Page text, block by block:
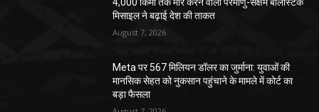
मिसाइल ने बढ़ाई देश की ताकत
August 7, 2026
Meta पर 567 मिलियन डॉलर का जुर्माना: युवाओं की
मानसिक सेहत को नुकसान पहुंचाने के मामले में कोर्ट का
बड़ा फैसला